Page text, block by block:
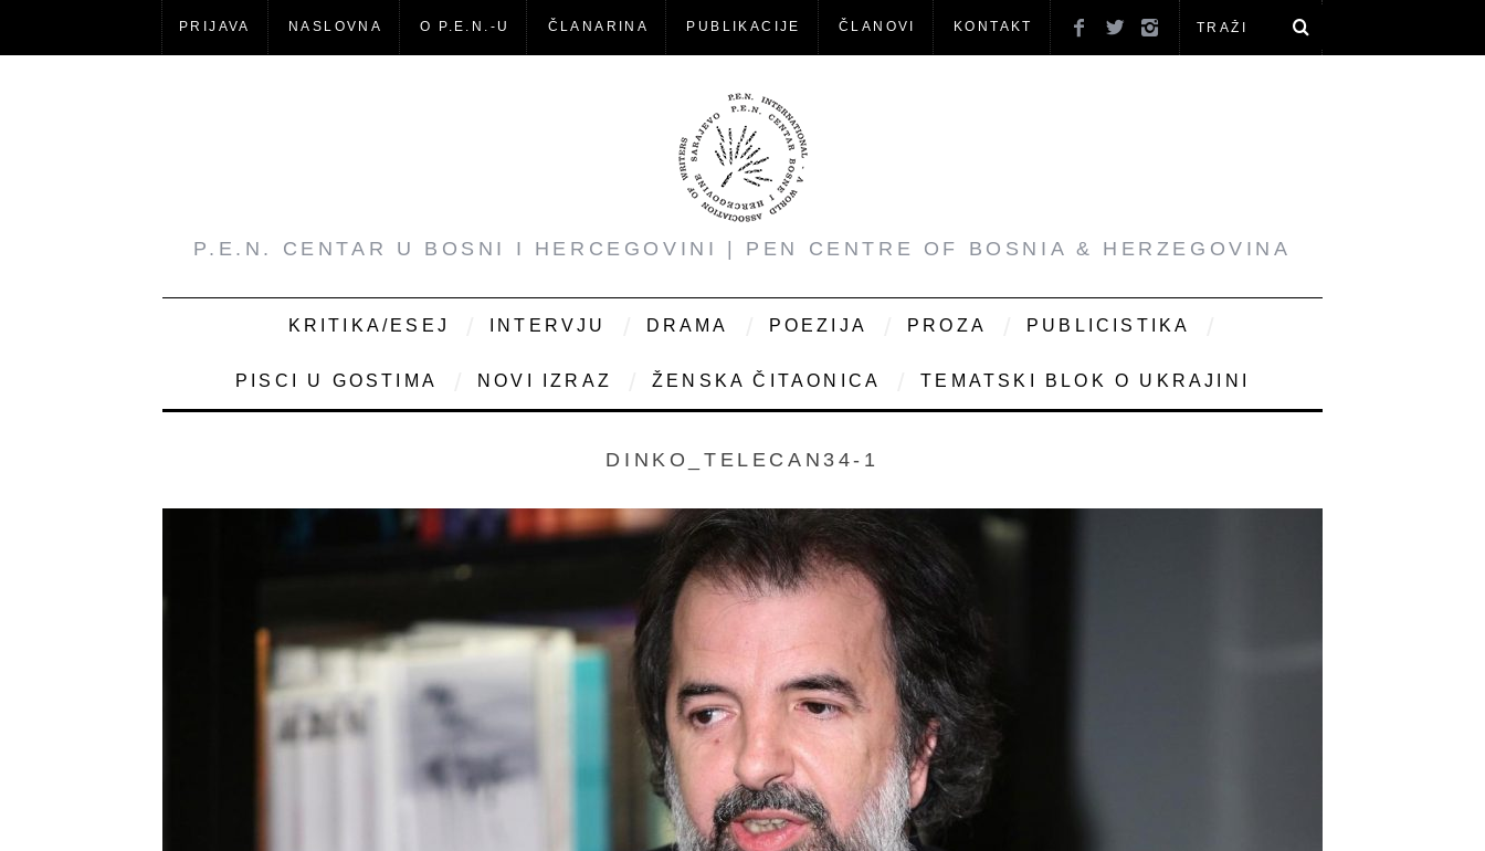
PRIJAVA NASLOVNA O P.E.N.-U ČLANARINA PUBLIKACIJE ČLANOVI KONTAKT
P.E.N. CENTAR U BOSNI I HERCEGOVINI | PEN CENTRE OF BOSNIA & HERZEGOVINA
KRITIKA/ESEJ INTERVJU DRAMA POEZIJA PROZA PUBLICISTIKA
PISCI U GOSTIMA NOVI IZRAZ ŽENSKA ČITAONICA TEMATSKI BLOK O UKRAJINI
DINKO_TELECAN34-1